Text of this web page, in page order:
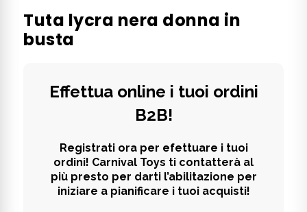
Tuta lycra nera donna in
busta
Effettua online i tuoi ordini
B2B!
Registrati ora per efettuare i tuoi
ordini! Carnival Toys ti contatterà al
più presto per darti l’abilitazione per
iniziare a pianificare i tuoi acquisti!